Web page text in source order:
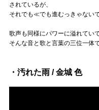
されているが、
それでも≪でも進むっきゃない
歌声も同様にパワーに溢れてい
そんな音と歌と言葉の三位一体
・汚れた雨 / 金城 色